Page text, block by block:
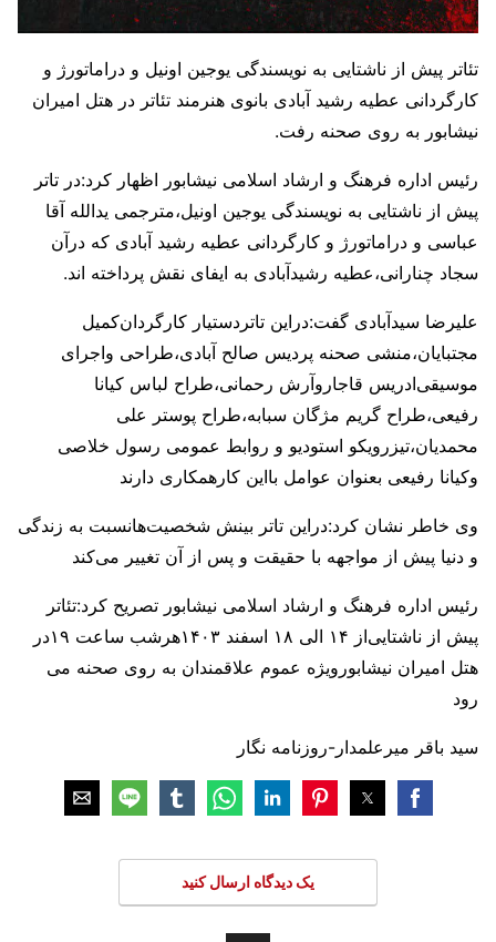
تئاتر پیش از ناشتایی به نویسندگی یوجین اونیل و دراماتورژ و
کارگردانی عطیه رشید آبادی بانوی هنرمند تئاتر در هتل امیران
نیشابور به روی صحنه رفت.
رئیس اداره فرهنگ و ارشاد اسلامی نیشابور اظهار کرد:در تاتر
پیش از ناشتایی به نویسندگی یوجین اونیل،مترجمی یدالله آقا
عباسی و دراماتورژ و کارگردانی عطیه رشید آبادی که درآن
سجاد چنارانی،عطیه رشیدآبادی به ایفای نقش پرداخته اند.
علیرضا سیدآبادی گفت:دراین تاتردستیار کارگردان‌کمیل
مجتبایان،منشی صحنه پردیس صالح آبادی،طراحی واجرای
موسیقی‌ادریس قاجارو‌آرش رحمانی،طراح لباس کیانا
رفیعی،طراح گریم مژگان سبابه،طراح پوستر علی
محمدیان،تیزرویکو استودیو و روابط عمومی رسول خلاصی
وکیانا رفیعی بعنوان عوامل بااین کارهمکاری دارند
وی خاطر نشان کرد:دراین تاتر بینش شخصیت‌هانسبت به زندگی
و دنیا پیش از مواجهه با حقیقت و پس از آن تغییر می‌کند
رئیس اداره فرهنگ و ارشاد اسلامی نیشابور تصریح کرد:تئاتر
پیش از ناشتایی‌از ۱۴ الی ۱۸ اسفند ۱۴۰۳هرشب ساعت ۱۹در
هتل امیران نیشابورویژه عموم علاقمندان به روی صحنه می
رود
سید باقر میرعلمدار-روزنامه نگار
یک دیدگاه ارسال کنید